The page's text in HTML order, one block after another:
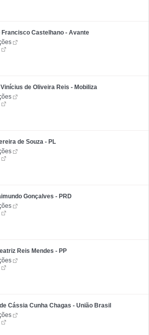
Castelhano - Avante
de Oliveira Reis - Mobiliza
de Souza - PL
Gonçalves - PRD
Reis Mendes - PP
Cássia Cunha Chagas - União Brasil